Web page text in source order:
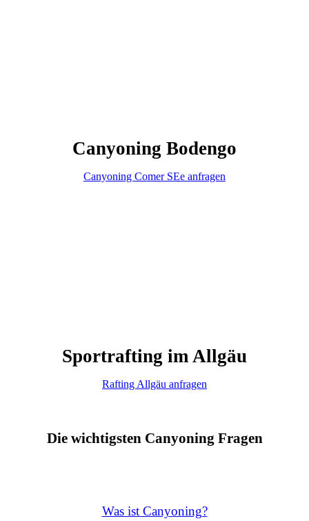
Canyoning Bodengo
Canyoning Comer SEe anfragen
Sportrafting im Allgäu
Rafting Allgäu anfragen
Die wichtigsten Canyoning Fragen
Was ist Canyoning?